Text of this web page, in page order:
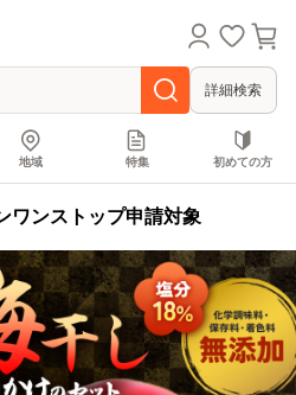
詳細検索
地域 特集 初めての方
ワンストップ申請対象